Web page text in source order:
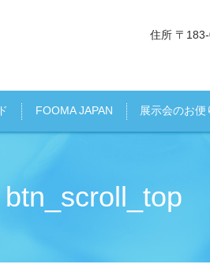
住所 〒
FOOMA JAPAN 展示会のお便
btn_scroll_top